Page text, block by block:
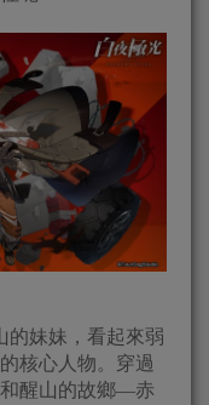
的妹妹，看起來弱
核心人物。穿過
醒山的故鄉—赤